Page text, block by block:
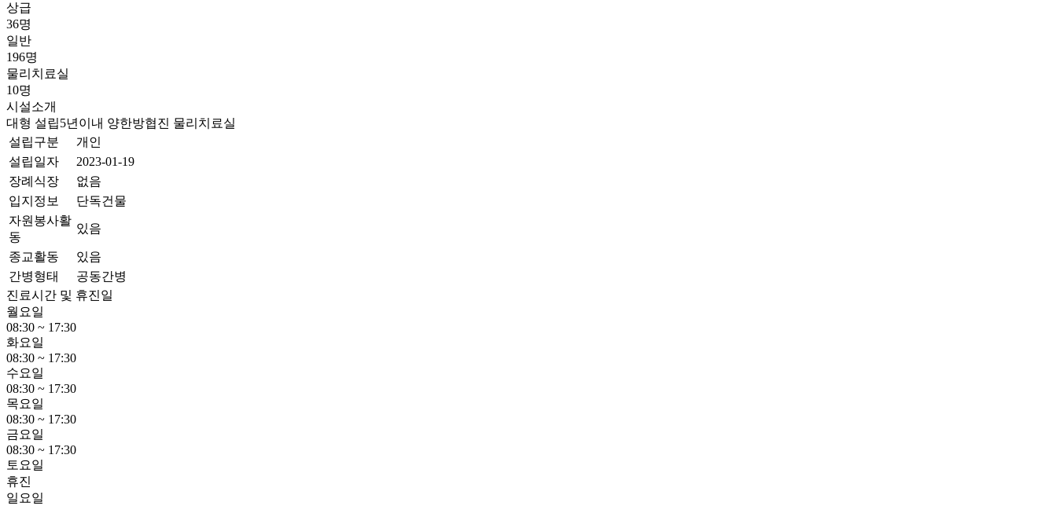
상급
36명
일반
196명
물리치료실
10명
시설소개
대형 설립5년이내 양한방협진 물리치료실
설립구분
개인
설립일자
2023-01-19
장례식장
없음
입지정보
단독건물
자원봉사활
동
있음
종교활동
있음
간병형태
공동간병
진료시간 및 휴진일
월요일
08:30 ~ 17:30
화요일
08:30 ~ 17:30
수요일
08:30 ~ 17:30
목요일
08:30 ~ 17:30
금요일
08:30 ~ 17:30
토요일
휴진
일요일